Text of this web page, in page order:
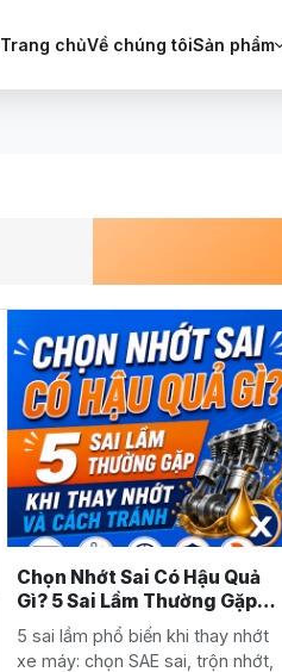
Trang chủVề chúng tôiSản phẩm
Chọn Nhớt Sai Có Hậu Quả
Gì? 5 Sai Lầm Thường Gặp
Khi Thay Nhớt Và Cách
Tránh
5 sai lầm phổ biến khi thay nhớt
xe máy: chọn SAE sai, trộn nhớt,